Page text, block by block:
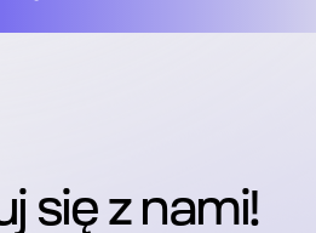
się z nami!